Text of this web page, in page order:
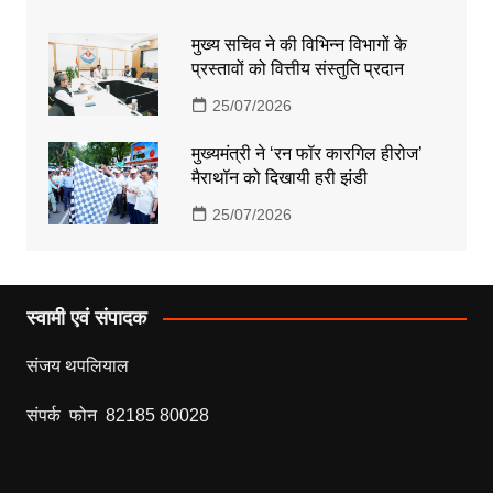
मुख्य सचिव ने की विभिन्न विभागों के
प्रस्तावों को वित्तीय संस्तुति प्रदान
25/07/2026
मुख्यमंत्री ने ‘रन फॉर कारगिल हीरोज’
मैराथॉन को दिखायी हरी झंडी
25/07/2026
स्वामी एवं संपादक
संजय थपलियाल
संपर्क फोन 82185 80028